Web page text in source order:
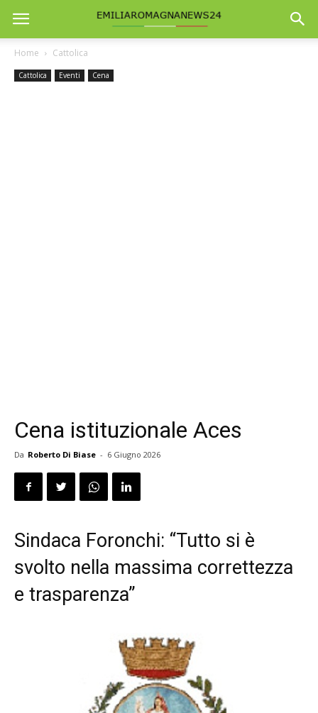
Home Cattolica
Cattolica Eventi Cena
Cena istituzionale Aces
Da Roberto Di Biase - 6 Giugno 2026
Sindaca Foronchi: “Tutto si è
svolto nella massima correttezza
e trasparenza”